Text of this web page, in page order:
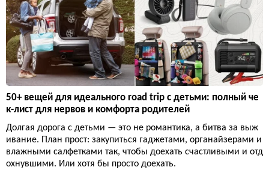
50+ вещей для идеального road trip с детьми: полный че
к-лист для нервов и комфорта родителей
Долгая дорога с детьми — это не романтика, а битва за выж
ивание. План прост: закупиться гаджетами, органайзерами и
влажными салфетками так, чтобы доехать счастливыми и отд
охнувшими. Или хотя бы просто доехать.